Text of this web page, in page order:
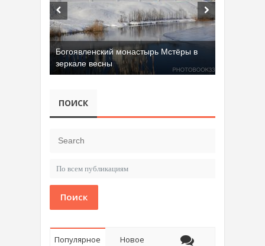
Добрятинский карьер (д. Алферово)
ПОИСК
Поиск
Популярное Новое